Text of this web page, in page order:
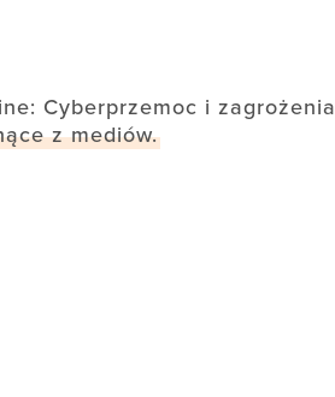
Cyberprzemoc i zagrożenia
z mediów.